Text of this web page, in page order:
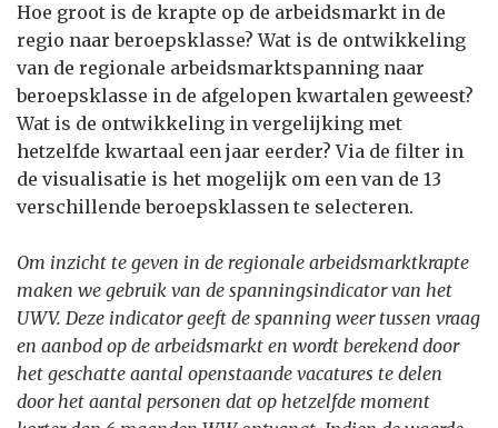
Hoe groot is de krapte op de arbeidsmarkt in de
regio naar beroepsklasse? Wat is de ontwikkeling
van de regionale arbeidsmarktspanning naar
beroepsklasse in de afgelopen kwartalen geweest?
Wat is de ontwikkeling in vergelijking met
hetzelfde kwartaal een jaar eerder? Via de filter in
de visualisatie is het mogelijk om een van de 13
verschillende beroepsklassen te selecteren.
Om inzicht te geven in de regionale arbeidsmarktkrapte
maken we gebruik van de spanningsindicator van het
UWV. Deze indicator geeft de spanning weer tussen vraag
en aanbod op de arbeidsmarkt en wordt berekend door
het geschatte aantal openstaande vacatures te delen
door het aantal personen dat op hetzelfde moment